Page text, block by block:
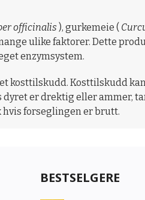
officinalis ), gurkemeie (
ulike faktorer. Dette
enzymsystem.
kosttilskudd. Kosttilskudd
er drektig eller ammer,
forseglingen er brutt.
BESTSELGERE